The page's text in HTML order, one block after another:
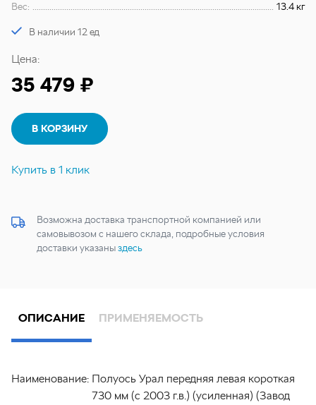
Вес:
13.4 кг
В наличии 12 ед
Цена:
35 479 ₽
В КОРЗИНУ
Купить в 1 клик
Возможна доставка транспортной компанией или
самовывозом с нашего склада, подробные условия
доставки указаныздесь
ОПИСАНИЕ ПРИМЕНЯЕМОСТЬ
Наименование: Полуось Урал передняя левая короткая
730 мм (с 2003 г.в.) (усиленная) (Завод